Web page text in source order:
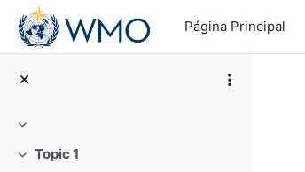
Salta al contenido principal
Página Principal
Colapsar
Colapsar
Topic 1